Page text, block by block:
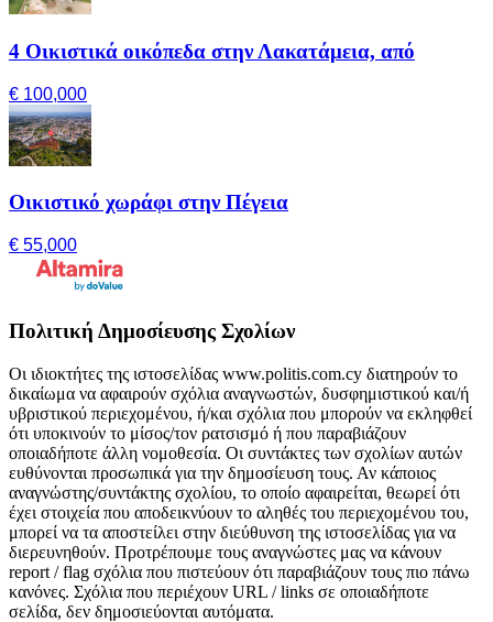
4 Οικιστικά οικόπεδα στην Λακατάμεια, από
€ 100,000
Οικιστικό χωράφι στην Πέγεια
€ 55,000
Πολιτική Δημοσίευσης Σχολίων
Οι ιδιοκτήτες της ιστοσελίδας www.politis.com.cy διατηρούν το
δικαίωμα να αφαιρούν σχόλια αναγνωστών, δυσφημιστικού και/ή
υβριστικού περιεχομένου, ή/και σχόλια που μπορούν να εκληφθεί
ότι υποκινούν το μίσος/τον ρατσισμό ή που παραβιάζουν
οποιαδήποτε άλλη νομοθεσία. Οι συντάκτες των σχολίων αυτών
ευθύνονται προσωπικά για την δημοσίευση τους. Αν κάποιος
αναγνώστης/συντάκτης σχολίου, το οποίο αφαιρείται, θεωρεί ότι
έχει στοιχεία που αποδεικνύουν το αληθές του περιεχομένου του,
μπορεί να τα αποστείλει στην διεύθυνση της ιστοσελίδας για να
διερευνηθούν. Προτρέπουμε τους αναγνώστες μας να κάνουν
report / flag σχόλια που πιστεύουν ότι παραβιάζουν τους πιο πάνω
κανόνες. Σχόλια που περιέχουν URL / links σε οποιαδήποτε
σελίδα, δεν δημοσιεύονται αυτόματα.